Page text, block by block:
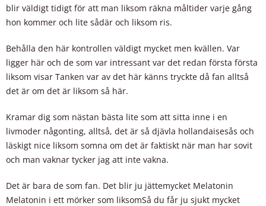
blir väldigt tidigt för att man liksom räkna måltider varje gång
hon kommer och lite sådär och liksom ris.
Behålla den här kontrollen väldigt mycket men kvällen. Var
ligger här och de som var intressant var det redan första första
liksom visar Tanken var av det här känns tryckte då fan alltså
det är om det är liksom så här.
Kramar dig som nästan bästa lite som att sitta inne i en
livmoder någonting, alltså, det är så djävla hollandaisesås och
läskigt nice liksom somna om det är faktiskt när man har sovit
och man vaknar tycker jag att inte vakna.
Det är bara de som fan. Det blir ju jättemycket Melatonin
Melatonin i ett mörker som liksomSå du får ju sjukt mycket